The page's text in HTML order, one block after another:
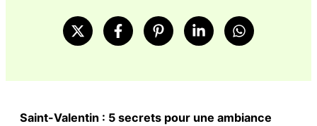
Saint-Valentin : 5 secrets pour une ambiance